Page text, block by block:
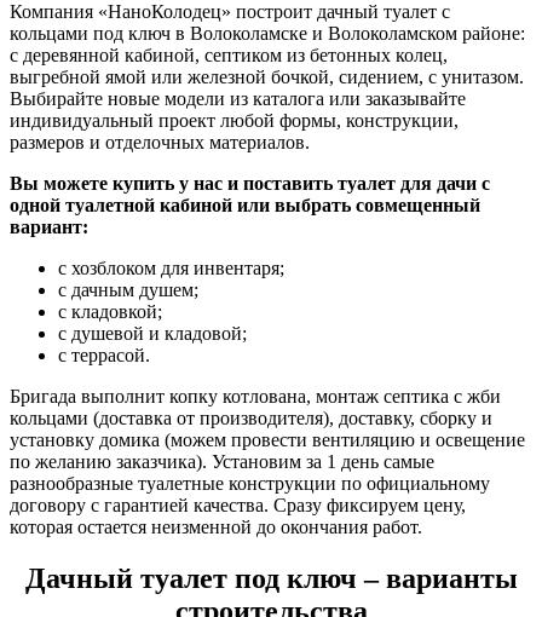
Компания «НаноКолодец» построит дачный туалет с
кольцами под ключ в Волоколамске и Волоколамском районе:
с деревянной кабиной, септиком из бетонных колец,
выгребной ямой или железной бочкой, сидением, с унитазом.
Выбирайте новые модели из каталога или заказывайте
индивидуальный проект любой формы, конструкции,
размеров и отделочных материалов.
Вы можете купить у нас и поставить туалет для дачи с
одной туалетной кабиной или выбрать совмещенный
вариант:
с хозблоком для инвентаря;
с дачным душем;
с кладовкой;
с душевой и кладовой;
с террасой.
Бригада выполнит копку котлована, монтаж септика с жби
кольцами (доставка от производителя), доставку, сборку и
установку домика (можем провести вентиляцию и освещение
по желанию заказчика). Установим за 1 день самые
разнообразные туалетные конструкции по официальному
договору с гарантией качества. Сразу фиксируем цену,
которая остается неизменной до окончания работ.
Дачный туалет под ключ – варианты